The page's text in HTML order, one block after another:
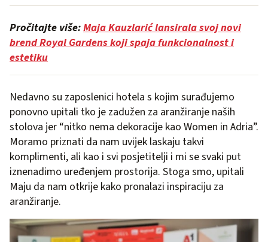
Pročitajte više:Maja Kauzlarić lansirala svoj novi
brend Royal Gardens koji spaja funkcionalnost i
estetiku
Nedavno su zaposlenici hotela s kojim surađujemo
ponovno upitali tko je zadužen za aranžiranje naših
stolova jer “nitko nema dekoracije kao Women in Adria”.
Moramo priznati da nam uvijek laskaju takvi
komplimenti, ali kao i svi posjetitelji i mi se svaki put
iznenadimo uređenjem prostorija. Stoga smo, upitali
Maju da nam otkrije kako pronalazi inspiraciju za
aranžiranje.